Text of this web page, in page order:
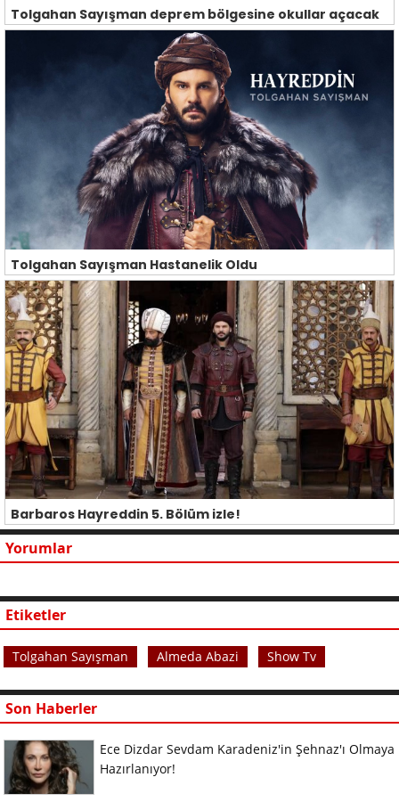
Tolgahan Sayışman deprem bölgesine okullar açacak
Tolgahan Sayışman Hastanelik Oldu
Barbaros Hayreddin 5. Bölüm izle!
Yorumlar
Etiketler
Tolgahan Sayışman Almeda Abazi Show Tv
Son Haberler
Ece Dizdar Sevdam Karadeniz'in Şehnaz'ı Olmaya
Hazırlanıyor!